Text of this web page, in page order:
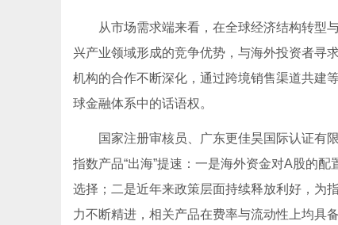
从市场需求端来看，在全球经济结构转型
兴产业领域形成的竞争优势，与海外投资者寻
机构的合作不断深化，通过跨境销售渠道共建
球金融体系中的话语权。
国家注册审核员、广东更佳昊国际认证有
指数产品“出海”提速：一是海外资金对A股的
选择；二是近年来政策层面持续释放利好，为
力不断精进，相关产品在费率与流动性上均具